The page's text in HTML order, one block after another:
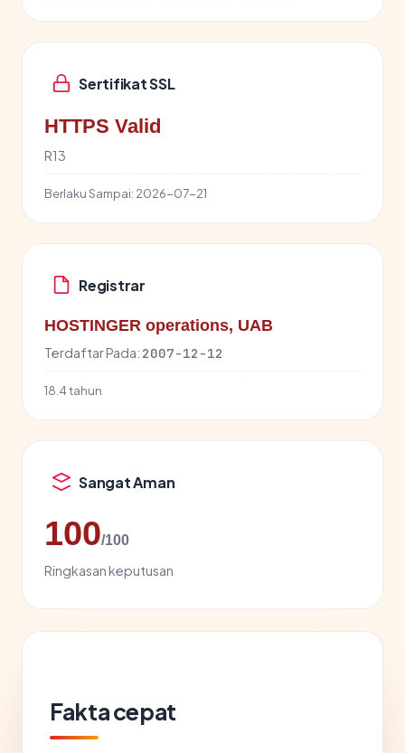
Sertifikat SSL
HTTPS Valid
R13
Berlaku Sampai: 2026-07-21
Registrar
HOSTINGER operations, UAB
Terdaftar Pada: 2007-12-12
18.4 tahun
Sangat Aman
100/100
Ringkasan keputusan
Fakta cepat